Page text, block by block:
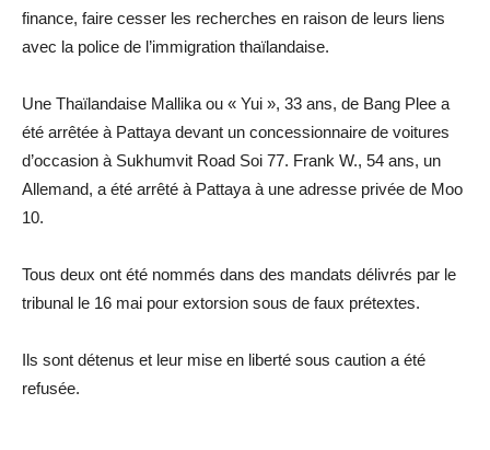
finance, faire cesser les recherches en raison de leurs liens
avec la police de l’immigration thaïlandaise.
Une Thaïlandaise Mallika ou « Yui », 33 ans, de Bang Plee a
été arrêtée à Pattaya devant un concessionnaire de voitures
d’occasion à Sukhumvit Road Soi 77. Frank W., 54 ans, un
Allemand, a été arrêté à Pattaya à une adresse privée de Moo
10.
Tous deux ont été nommés dans des mandats délivrés par le
tribunal le 16 mai pour extorsion sous de faux prétextes.
Ils sont détenus et leur mise en liberté sous caution a été
refusée.